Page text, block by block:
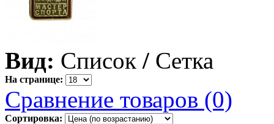
Вид: Список / Сетка
На странице:
Сравнение товаров (0)
Сортировка: